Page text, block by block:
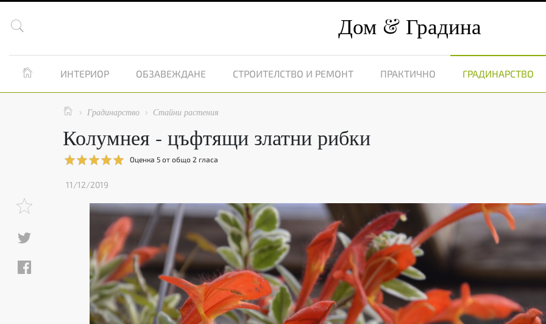
 Дом Градина
 ИНТЕРИОР ОБЗАВЕЖДАНЕ СТРОИТЕЛСТВО И РЕМОНТ ПРАКТИЧНО ГРАДИНАРСТВО
  Градинарство  Стайни растения
Колумнея - цъфтящи златни рибки
Оценка 5от общо 2 гласа
11/12/2019